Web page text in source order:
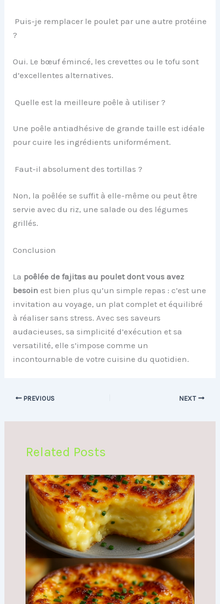
Puis-je remplacer le poulet par une autre protéine
?
Oui. Le bœuf émincé, les crevettes ou le tofu sont
d’excellentes alternatives.
Quelle est la meilleure poêle à utiliser ?
Une poêle antiadhésive de grande taille est idéale
pour cuire les ingrédients uniformément.
Faut-il absolument des tortillas ?
Non, la poêlée se suffit à elle-même ou peut être
servie avec du riz, une salade ou des légumes
grillés.
Conclusion
La poêlée de fajitas au poulet dont vous avez
besoin est bien plus qu’un simple repas : c’est une
invitation au voyage, un plat complet et équilibré
à réaliser sans stress. Avec ses saveurs
audacieuses, sa simplicité d’exécution et sa
versatilité, elle s’impose comme un
incontournable de votre cuisine du quotidien.
PREVIOUS NEXT
Related Posts